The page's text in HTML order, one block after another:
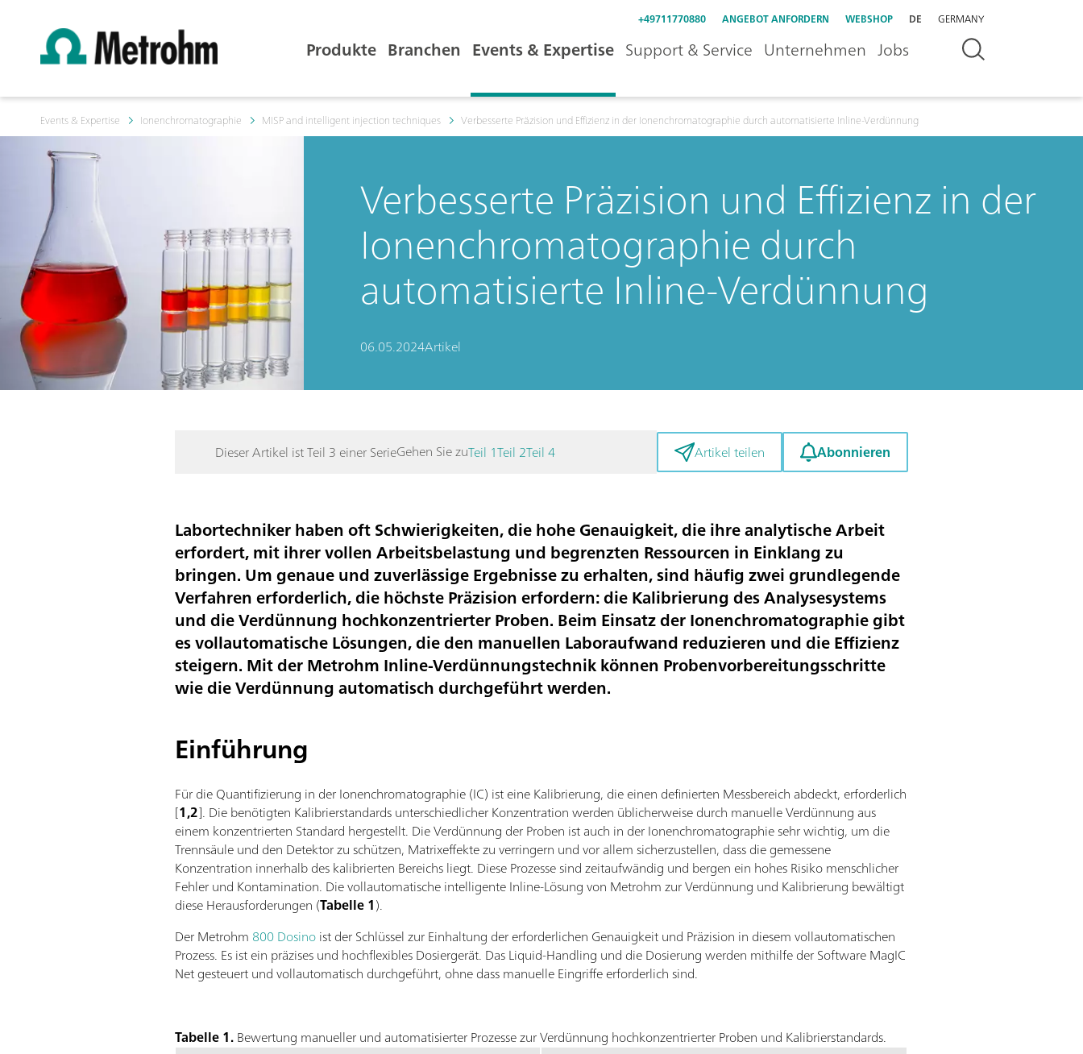
+49711770880 ANGEBOT ANFORDERN WEBSHOP DE GERMANY
Produkte Branchen Events & Expertise Support & Service Unternehmen Jobs
Events & Expertise Ionenchromatographie MISP and intelligent injection techniques Verbesserte Präzision und Effizienz in der Ionenchromatographie durch automatisierte Inline-Verdünnung
Verbesserte Präzision und Effizienz in der
Ionenchromatographie durch
automatisierte Inline-Verdünnung
06.05.2024Artikel
Dieser Artikel ist Teil 3 einer SerieGehen Sie zuTeil 1Teil 2Teil 4 Artikel teilen Abonnieren
Labortechniker haben oft Schwierigkeiten, die hohe Genauigkeit, die ihre analytische Arbeit
erfordert, mit ihrer vollen Arbeitsbelastung und begrenzten Ressourcen in Einklang zu
bringen. Um genaue und zuverlässige Ergebnisse zu erhalten, sind häufig zwei grundlegende
Verfahren erforderlich, die höchste Präzision erfordern: die Kalibrierung des Analysesystems
und die Verdünnung hochkonzentrierter Proben. Beim Einsatz der Ionenchromatographie gibt
es vollautomatische Lösungen, die den manuellen Laboraufwand reduzieren und die Effizienz
steigern. Mit der Metrohm Inline-Verdünnungstechnik können Probenvorbereitungsschritte
wie die Verdünnung automatisch durchgeführt werden.
Einführung
Für die Quantifizierung in der Ionenchromatographie (IC) ist eine Kalibrierung, die einen definierten Messbereich abdeckt, erforderlich
[1,2]. Die benötigten Kalibrierstandards unterschiedlicher Konzentration werden üblicherweise durch manuelle Verdünnung aus
einem konzentrierten Standard hergestellt. Die Verdünnung der Proben ist auch in der Ionenchromatographie sehr wichtig, um die
Trennsäule und den Detektor zu schützen, Matrixeffekte zu verringern und vor allem sicherzustellen, dass die gemessene
Konzentration innerhalb des kalibrierten Bereichs liegt. Diese Prozesse sind zeitaufwändig und bergen ein hohes Risiko menschlicher
Fehler und Kontamination. Die vollautomatische intelligente Inline-Lösung von Metrohm zur Verdünnung und Kalibrierung bewältigt
diese Herausforderungen (Tabelle 1).
Der Metrohm 800 Dosinoist der Schlüssel zur Einhaltung der erforderlichen Genauigkeit und Präzision in diesem vollautomatischen
Prozess. Es ist ein präzises und hochflexibles Dosiergerät. Das Liquid-Handling und die Dosierung werden mithilfe der Software MagIC
Net gesteuert und vollautomatisch durchgeführt, ohne dass manuelle Eingriffe erforderlich sind.
Tabelle 1.Bewertung manueller und automatisierter Prozesse zur Verdünnung hochkonzentrierter Proben und Kalibrierstandards.